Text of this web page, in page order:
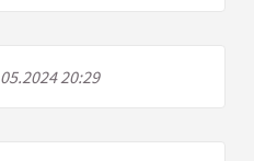
20:29